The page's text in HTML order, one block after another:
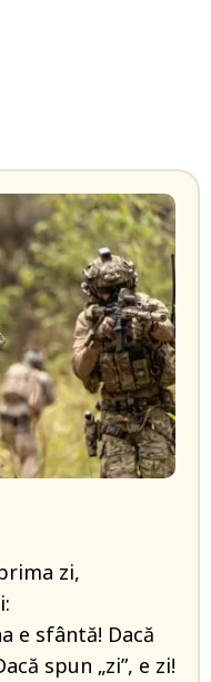
zi,
e sfântă! Dacă
spun „zi”, e zi!